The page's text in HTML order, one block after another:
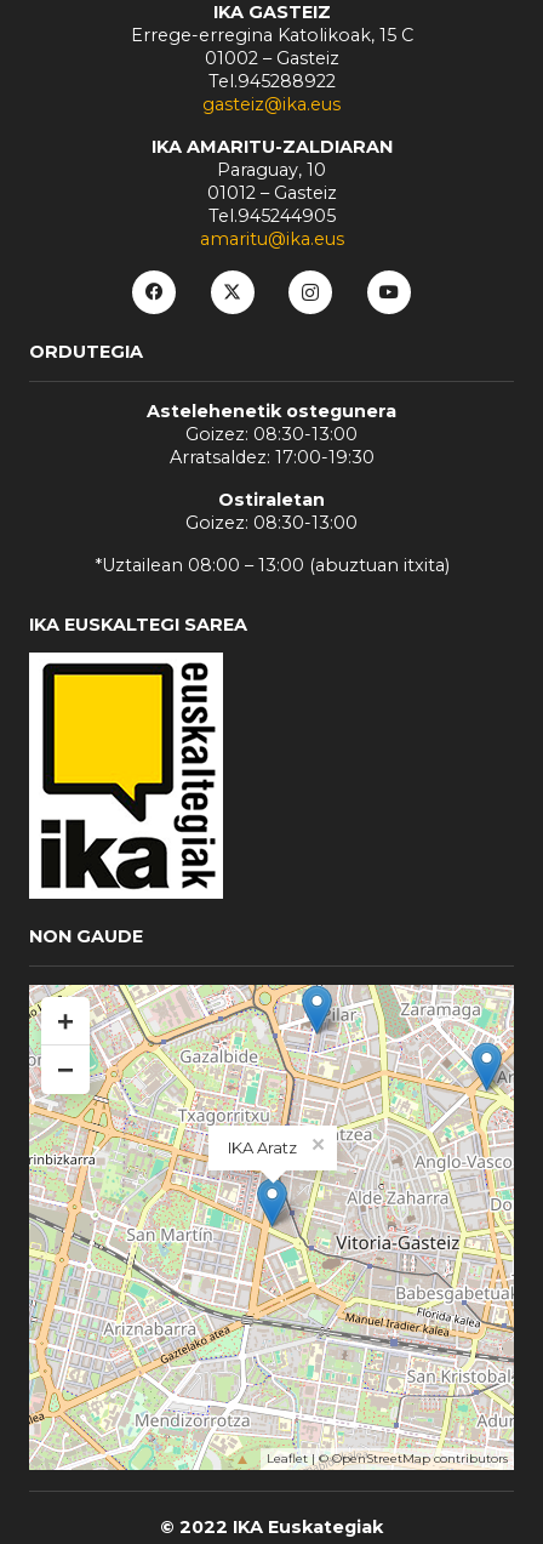
IKA GASTEIZ
Errege-erregina Katolikoak, 15 C
01002 – Gasteiz
Tel.945288922
gasteiz@ika.eus
IKA AMARITU-ZALDIARAN
Paraguay, 10
01012 – Gasteiz
Tel.945244905
amaritu@ika.eus
ORDUTEGIA
Astelehenetik ostegunera
Goizez: 08:30-13:00
Arratsaldez: 17:00-19:30
Ostiraletan
Goizez: 08:30-13:00
*Uztailean 08:00 – 13:00 (abuztuan itxita)
IKA EUSKALTEGI SAREA
NON GAUDE
IKA Aratz ×
+
−
Leaflet | ©OpenStreetMapcontributors
© 2022 IKA Euskategiak